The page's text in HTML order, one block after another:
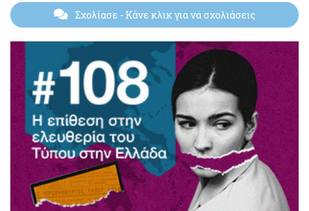
Σχολίασε - Κάνε κλικ για να σχολιάσεις